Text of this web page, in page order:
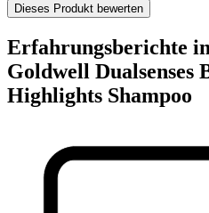
Dieses Produkt bewerten
Erfahrungsberichte
Goldwell Dualsenses
Highlights Shampoo